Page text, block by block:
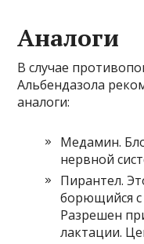
Аналоги
В случае
Альбендазола
аналоги:
Медамин.
нервной
Пирантел.
борющийся
Разрешен
лактации.